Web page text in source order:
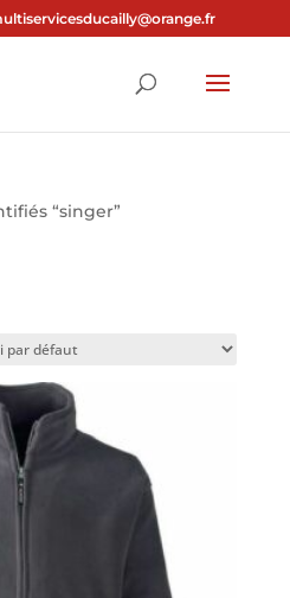
“singer”